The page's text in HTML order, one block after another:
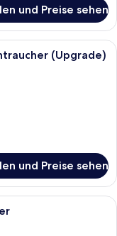
und Preise sehen
mit einem großen
(Upgrade)
und Preise sehen
mit zwei Betten,